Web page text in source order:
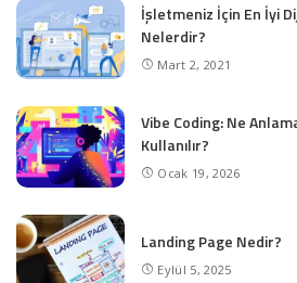
İşletmeniz İçin En İyi
Nelerdir?
Mart 2, 2021
Vibe Coding: Ne
Kullanılır?
Ocak 19, 2026
Landing Page Nedir?
Eylül 5, 2025